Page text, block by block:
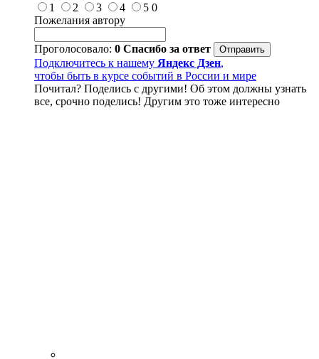
1
2 3 4 5 0
Пожелания автору
Проголосовало: 0 Спасибо за ответ
Подключитесь к нашему Яндекс Дзен,
чтобы быть в курсе событий в России и мире
Почитал? Поделись с другими! Об этом должны узнать
все, срочно поделись! Другим это тоже интересно